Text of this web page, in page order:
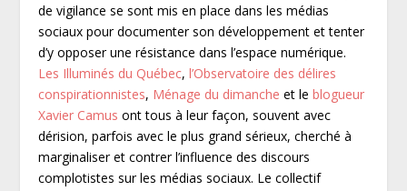
de vigilance se sont mis en place dans les médias
sociaux pour documenter son développement et tenter
d’y opposer une résistance dans l’espace numérique.
Les Illuminés du Québec,l’Observatoire des délires
conspirationnistes, Ménage du dimanche et leblogueur
Xavier Camus ont tous à leur façon, souvent avec
dérision, parfois avec le plus grand sérieux, cherché à
marginaliser et contrer l’influence des discours
complotistes sur les médias sociaux. Le collectif